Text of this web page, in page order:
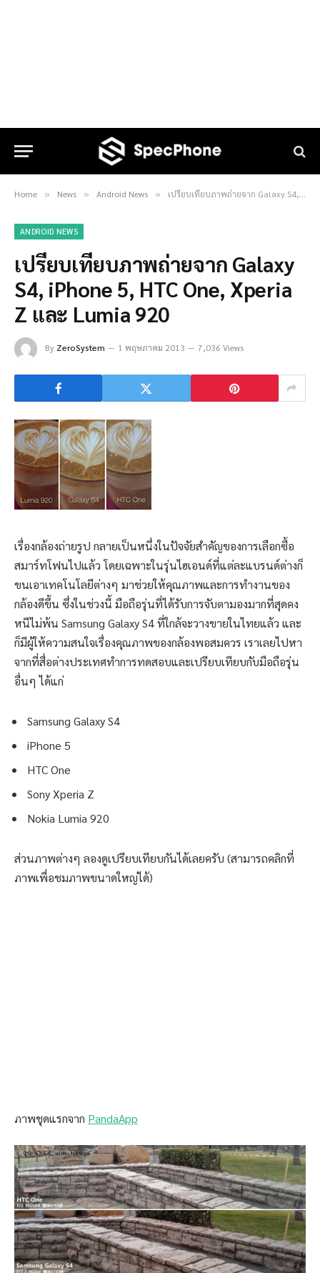
Home » News » Android News » เปรียบเทียบภาพถ่ายจาก Galaxy S4, iPhone 5, HTC One, Xperia Z และ Lumia 920
ANDROID NEWS
เปรียบเทียบภาพถ่ายจาก Galaxy
S4, iPhone 5, HTC One, Xperia
Z และ Lumia 920
By ZeroSystem 1 พฤษภาคม 2013 7,036 Views
เรื่องกล้องถ่ายรูป กลายเป็นหนึ่งในปัจจัยสำคัญของการเลือกซื้อ
สมาร์ทโฟนไปแล้ว โดยเฉพาะในรุ่นไฮเอนด์ที่แต่ละแบรนด์ต่างก็
ขนเอาเทคโนโลยีต่างๆ มาช่วยให้คุณภาพและการทำงานของ
กล้องดีขึ้น ซึ่งในช่วงนี้ มือถือรุ่นที่ได้รับการจับตามองมากที่สุดคง
หนีไม่พ้น Samsung Galaxy S4 ที่ใกล้จะวางขายในไทยแล้ว และ
ก็มีผู้ให้ความสนใจเรื่องคุณภาพของกล้องพอสมควร เราเลยไปหา
จากที่สื่อต่างประเทศทำการทดสอบและเปรียบเทียบกับมือถือรุ่น
อื่นๆ ได้แก่
Samsung Galaxy S4
iPhone 5
HTC One
Sony Xperia Z
Nokia Lumia 920
ส่วนภาพต่างๆ ลองดูเปรียบเทียบกันได้เลยครับ (สามารถคลิกที่
ภาพเพื่อชมภาพขนาดใหญ่ได้)
ภาพชุดแรกจาก PandaApp